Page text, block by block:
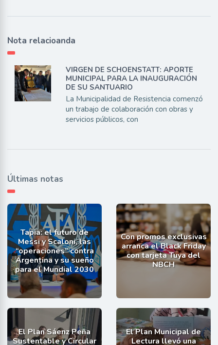
Nota relacioanda
VIRGEN DE SCHOENSTATT: APORTE
MUNICIPAL PARA LA INAUGURACIÓN
DE SU SANTUARIO
La Municipalidad de Resistencia comenzó
un trabajo de colaboración con obras y
servicios públicos, con
Últimas notas
Tapia: el futuro de
Messi y Scaloni, las
“operaciones” contra
Argentina y su sueño
para el Mundial 2030
Con promos exclusivas
arranca el Black Friday
con tarjeta Tuya del
NBCH
El Plan Sáenz Peña
Sustentable y Circular
El Plan Municipal de
Lectura llevó una